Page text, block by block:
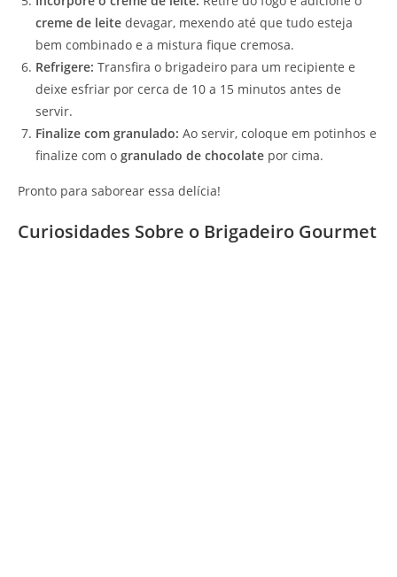
creme de leite devagar, mexendo até que tudo esteja
bem combinado e a mistura fique cremosa.
Refrigere: Transfira o brigadeiro para um recipiente e
deixe esfriar por cerca de 10 a 15 minutos antes de
servir.
Finalize com granulado: Ao servir, coloque em potinhos e
finalize com o granulado de chocolate por cima.
Pronto para saborear essa delícia!
Curiosidades Sobre o Brigadeiro Gourmet